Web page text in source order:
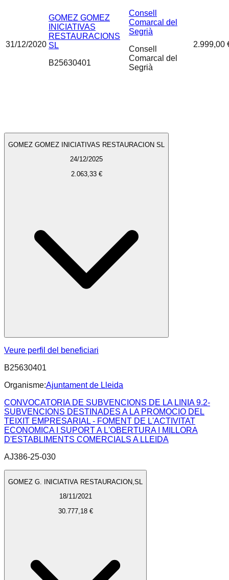
31/12/2020
GOMEZ GOMEZ
INICIATIVAS
RESTAURACIONS
SL
B25630401
Consell
Comarcal del
Segrià
Consell
Comarcal del
Segrià
2.999,00
GOMEZ GOMEZ INICIATIVAS RESTAURACION SL
24/12/2025
2.063,33 €
Veure perfil del beneficiari
B25630401
Organisme:Ajuntament de Lleida
CONVOCATORIA DE SUBVENCIONS DE LA LINIA 9.2-
SUBVENCIONS DESTINADES A LA PROMOCIO DEL
TEIXIT EMPRESARIAL - FOMENT DE L'ACTIVITAT
ECONOMICA I SUPORT A L'OBERTURA I MILLORA
D'ESTABLIMENTS COMERCIALS A LLEIDA
AJ386-25-030
GOMEZ G. INICIATIVA RESTAURACION,SL
18/11/2021
30.777,18 €